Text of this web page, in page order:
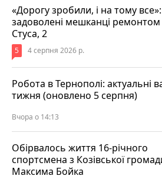
«Дорогу зробили, і на тому
задоволені мешканці ремонтом
Стуса, 2
5 4 серпня 2026 р.
Робота в Тернополі: актуальні
тижня (оновлено 5 серпня)
Вчора о 14:13
Обірвалось життя 16-річного
спортсмена з Козівської
Максима Бойка